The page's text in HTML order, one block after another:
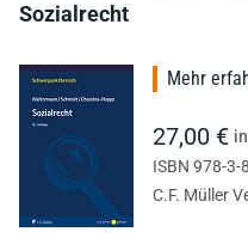
Sozialrecht
Mehr
27,00 €
ISBN 978-3-
C.F. Müller